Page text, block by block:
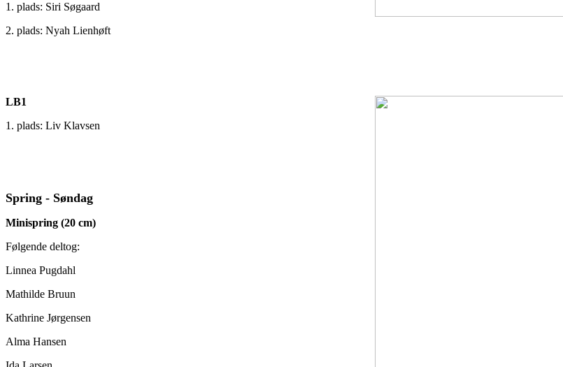
1. plads: Siri Søgaard
2. plads: Nyah Lienhøft
LB1
1. plads: Liv Klavsen
Spring - Søndag
Minispring (20 cm)
Følgende deltog:
Linnea Pugdahl
Mathilde Bruun
Kathrine Jørgensen
Alma Hansen